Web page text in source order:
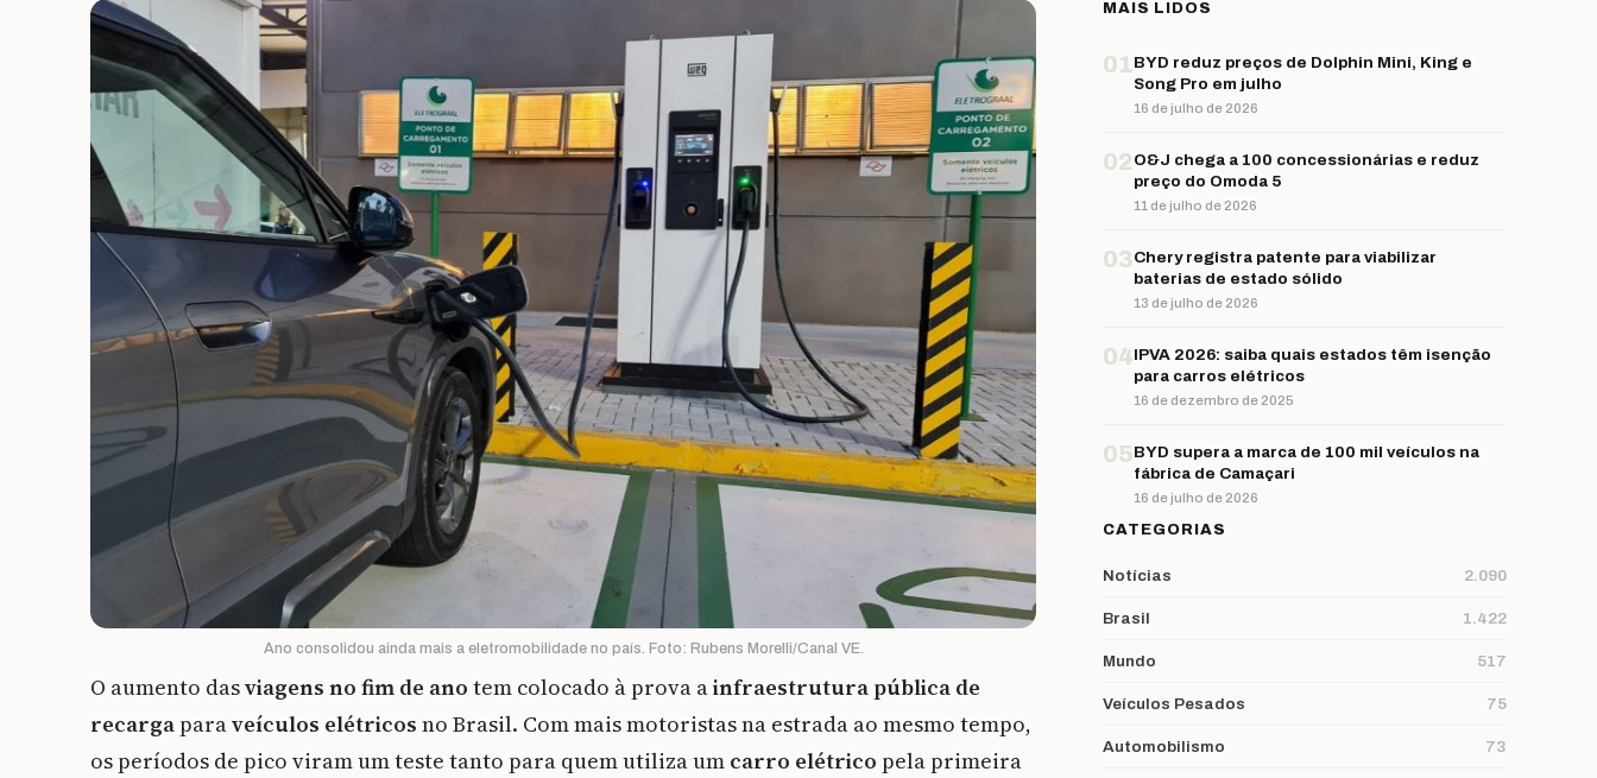
Ano consolidou ainda mais a eletromobilidade no país. Foto: Rubens Morelli/Canal VE.
O aumento dasviagens no fim de ano tem colocado à prova ainfraestrutura pública de
recarga paraveículos elétricos no Brasil. Com mais motoristas na estrada ao mesmo tempo,
os períodos de pico viram um teste tanto para quem utiliza um carro elétrico pela primeira
MAIS LIDOS
01BYD reduz preços de Dolphin Mini, King e
Song Pro em julho
16 de julho de 2026
02 O&J chega a 100 concessionárias e reduz
preço do Omoda 5
11 de julho de 2026
03Chery registra patente para viabilizar
baterias de estado sólido
13 de julho de 2026
04IPVA 2026: saiba quais estados têm isenção
para carros elétricos
16 de dezembro de 2025
05BYD supera a marca de 100 mil veículos na
fábrica de Camaçari
16 de julho de 2026
CATEGORIAS
Notícias 2.090
Brasil 1.422
Mundo 517
Veículos Pesados 75
Automobilismo 73